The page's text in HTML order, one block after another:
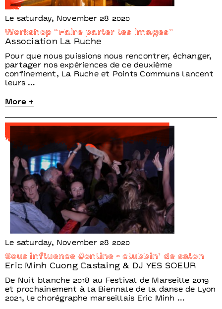
Le saturday, November 28 2020
Workshop “Faire parler les images”
Association La Ruche
Pour que nous puissions nous rencontrer, échanger,
partager nos expériences de ce deuxième
confinement, La Ruche et Points Communs lancent
leurs …
More +
Le saturday, November 28 2020
Sous influence #online - clubbin’ de salon
Eric Minh Cuong Castaing & DJ YES SOEUR
De Nuit blanche 2018 au Festival de Marseille 2019
et prochainement à la Biennale de la danse de Lyon
2021, le chorégraphe marseillais Eric Minh …